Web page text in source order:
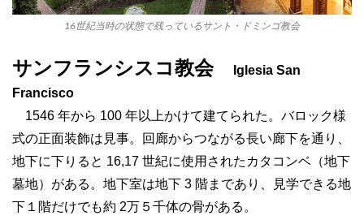
16世紀当時の状態で残っているサント・ドミンゴ教会
サンフランシスコ教会
Iglesia San
Francisco
1546 年から 100 年以上かけて建てられた。バロック様
式の正面装飾は見事。回廊からつながる長い廊下を通り、
地下に下りると 16,17 世紀に使用されたカタコンベ（地下
墓地）がある。地下室は地下 3 階まであり、見学できる地
下１階だけでも約 2万５千体の骨がある。